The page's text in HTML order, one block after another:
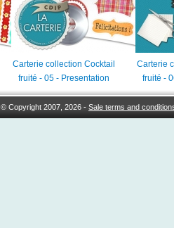
Carterie collection Cocktail
fruité - 05 - Presentation
Carterie
fruité -
© Copyright 2007, 2026 -Sale terms and